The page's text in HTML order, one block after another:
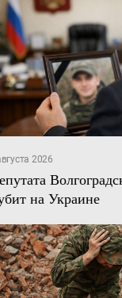
2026
на Украине